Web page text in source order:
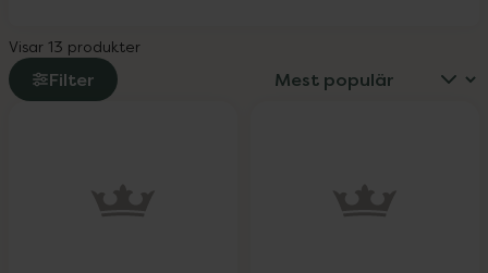
Visar 13 produkter
Filter